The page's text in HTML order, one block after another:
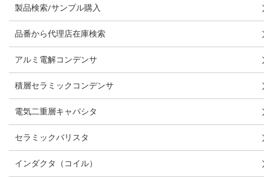
製品検索/サンプル購入
品番から代理店在庫検索
アルミ電解コンデンサ
積層セラミックコンデンサ
電気二重層キャパシタ
セラミックバリスタ
インダクタ（コイル）